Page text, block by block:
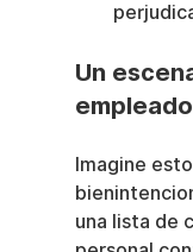
Un
Imagine
una lista de